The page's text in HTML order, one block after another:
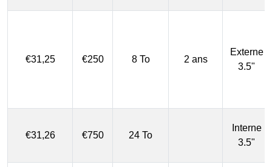
€31,25 €250 8 To 2 ans
Externe
3.5"
€31,26 €750 24 To
Interne
3.5"